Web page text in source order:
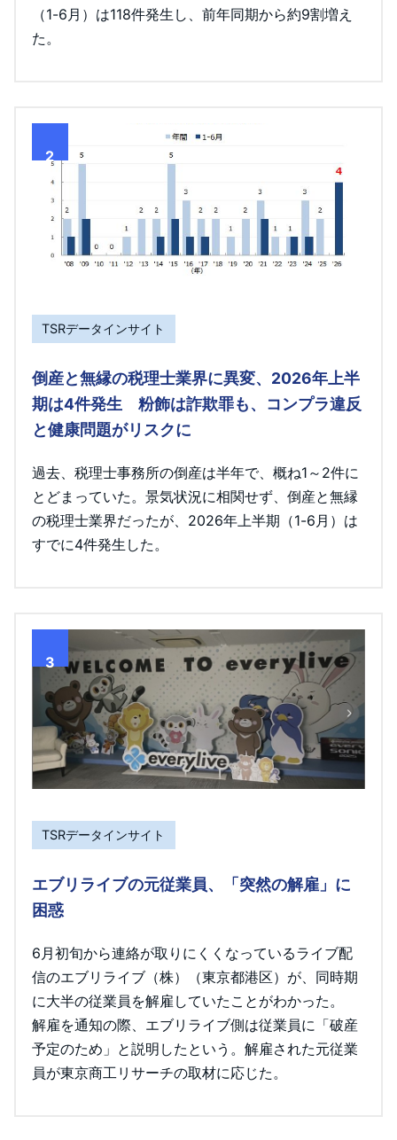
（1-6月）は118件発生し、前年同期から約9割増え
た。
2
TSRデータインサイト
倒産と無縁の税理士業界に異変、2026年上半
期は4件発生 粉飾は詐欺罪も、コンプラ違反
と健康問題がリスクに
過去、税理士事務所の倒産は半年で、概ね1～2件に
とどまっていた。景気状況に相関せず、倒産と無縁
の税理士業界だったが、2026年上半期（1-6月）は
すでに4件発生した。
3
TSRデータインサイト
エブリライブの元従業員、「突然の解雇」に
困惑
6月初旬から連絡が取りにくくなっているライブ配
信のエブリライブ（株）（東京都港区）が、同時期
に大半の従業員を解雇していたことがわかった。
解雇を通知の際、エブリライブ側は従業員に「破産
予定のため」と説明したという。解雇された元従業
員が東京商工リサーチの取材に応じた。